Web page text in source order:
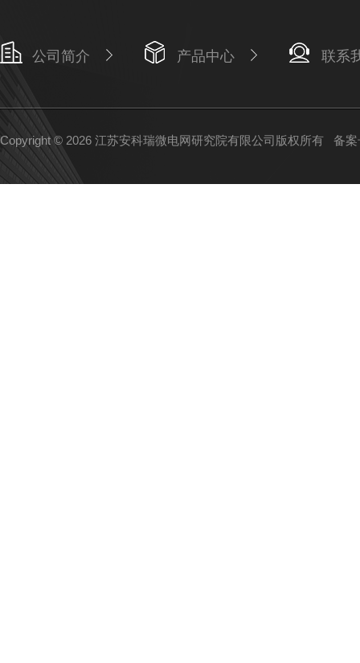
公司简介 产品中心 联系
Copyright © 2026 江苏安科瑞微电网研究院有限公司版权所有 备案